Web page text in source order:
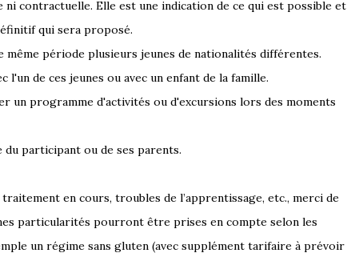
ni contractuelle. Elle est une indication de ce qui est possible et
qui sera proposé.
même période plusieurs jeunes de nationalités différentes.
de ces jeunes ou avec un enfant de la famille.
un programme d'activités ou d'excursions lors des moments
du participant ou de ses parents.
en cours, troubles de l’apprentissage, etc., merci de
particularités pourront être prises en compte selon les
un régime sans gluten (avec supplément tarifaire à prévoir